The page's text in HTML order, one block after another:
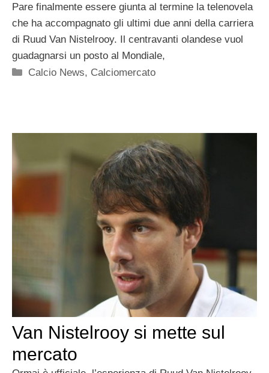
Pare finalmente essere giunta al termine la telenovela
che ha accompagnato gli ultimi due anni della carriera
di Ruud Van Nistelrooy. Il centravanti olandese vuol
guadagnarsi un posto al Mondiale,
Categorie
Calcio News, Calciomercato
Van Nistelrooy si mette sul
mercato